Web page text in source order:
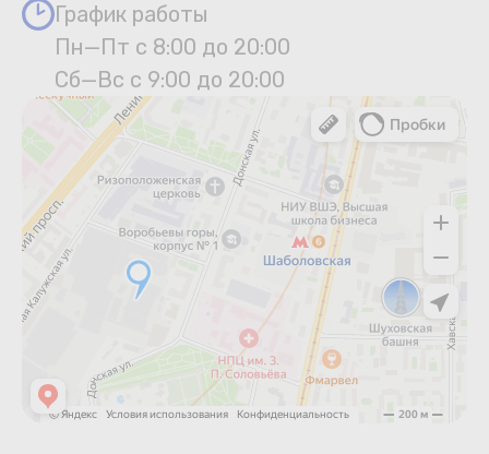
График работы
Пн—Пт с 8:00 до 20:00
Сб—Вс с 9:00 до 20:00